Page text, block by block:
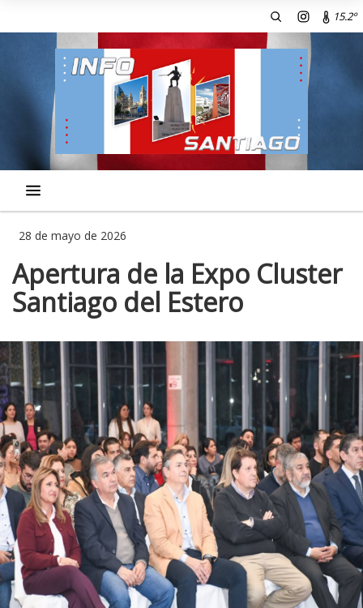
15.2º
28 de mayo de 2026
Apertura de la Expo Cluster
Santiago del Estero